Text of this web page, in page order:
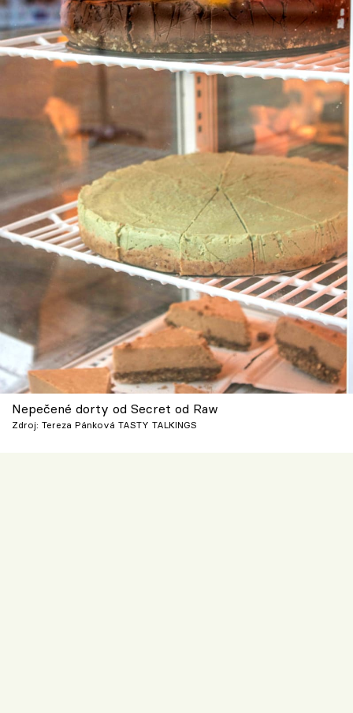
Nepečené dorty od Secret od Raw
Zdroj: Tereza Pánková TASTY TALKINGS